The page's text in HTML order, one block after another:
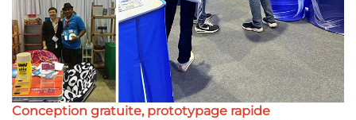
Conception gratuite, prototypage rapide